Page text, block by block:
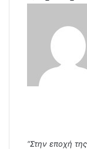
“Στην εποχή